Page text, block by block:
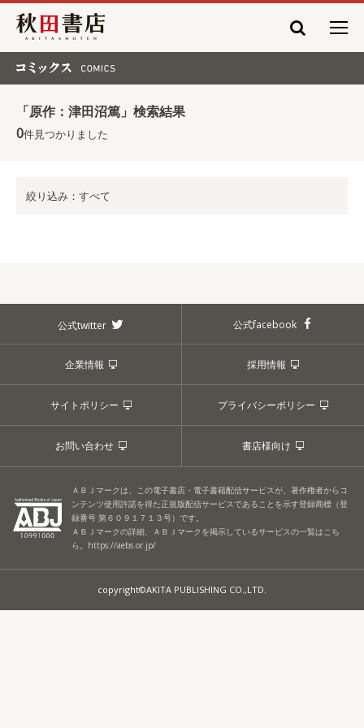
秋田書店
「原作：津田沼篤」検索結果
0件見つかりました
絞り込み：すべて
公式twitter 公式facebook
企業情報 採用情報
サイトポリシー プライバシーポリシー
お問い合わせ 書店様向け
ＡＢＪマークは、この電子書店・電子書籍配信サービスが、著作権者からコ
ンテンツ使用許諾を得た正規版配信サービスであることを示す登録商標（登
録番号 第６０９１７１３号）です。
ＡＢＪマークの詳細、ＡＢＪマークを掲示しているサービスの一覧はこち
ら。 https://aebs.or.jp/
copyright©AKITA PUBLISHING CO.,LTD.